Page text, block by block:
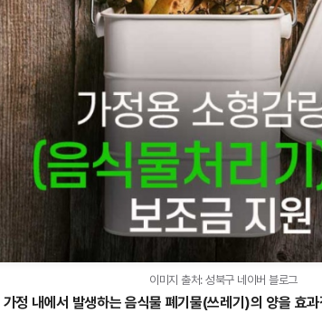
이미지 출처: 성북구 네이버 블로그
가정 내에서 발생하는 음식물 폐기물(쓰레기)의 양을 효